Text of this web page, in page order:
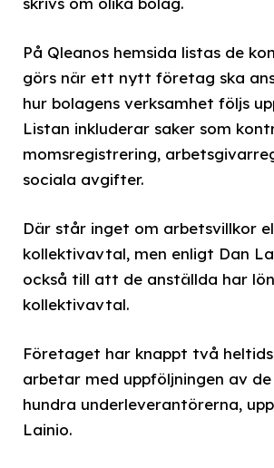
På Qleanos hemsida listas de
görs när ett nytt företag ska
hur bolagens verksamhet följs
Listan inkluderar saker som
momsregistrering,
sociala avgifter.
Där står inget om arbetsvillkor
kollektivavtal, men enligt Dan
också till att de anställda har
kollektivavtal.
Företaget har knappt två
arbetar med uppföljningen av
hundra underleverantörerna,
Lainio.